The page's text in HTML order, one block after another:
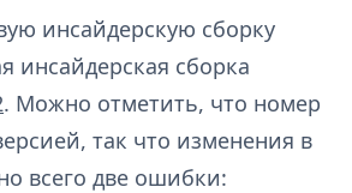
инсайдерскую сборку
инсайдерская сборка
. Можно отметить, что номер
так что изменения в
всего две ошибки: